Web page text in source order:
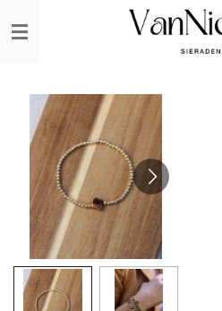
direct
hoofdinhoud